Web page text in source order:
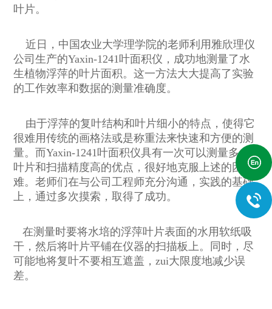
叶片。
近日，中国农业大学理学院的老师利用雅欣理仪
公司生产的Yaxin-1241叶面积仪，成功地测量了水
生植物浮萍的叶片面积。这一方法大大提高了实验
的工作效率和数据的测量准确度。
由于浮萍的复叶结构和叶片细小的特点，使得它
很难用传统的画格法或是称重法来快速和方便的测
量。而Yaxin-1241叶面积仪具有一次可以测量多个
叶片和扫描精度高的优点，很好地克服上述的困
难。老师们在与公司工程师充分沟通，实践的基础
上，通过多次摸索，取得了成功。
在测量时要将水培的浮萍叶片表面的水用软纸吸
干，然后将叶片平铺在仪器的扫描板上。同时，尽
可能地将复叶不要相互遮盖，zui大限度地减少误
差。